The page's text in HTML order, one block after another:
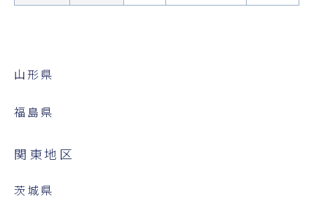
山形県
福島県
関東地区
茨城県